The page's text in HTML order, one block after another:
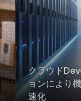
クラウド
ョンにより
速化